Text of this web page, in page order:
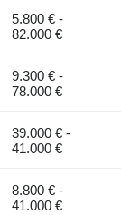
5.800 € -
82.000 €
9.300 € -
78.000 €
39.000 € -
41.000 €
8.800 € -
41.000 €